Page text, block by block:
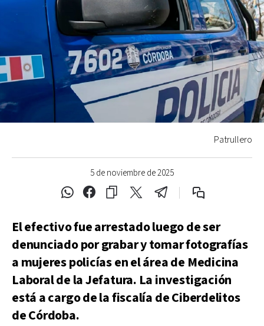
5 de noviembre de 2025
Patrullero
El efectivo fue arrestado luego de ser
denunciado por grabar y tomar fotografías
a mujeres policías en el área de Medicina
Laboral de la Jefatura. La investigación
está a cargo de la fiscalía de Ciberdelitos
de Córdoba.